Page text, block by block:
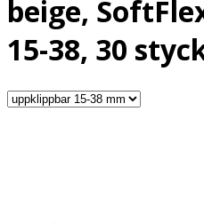
beige,
15-38, 30